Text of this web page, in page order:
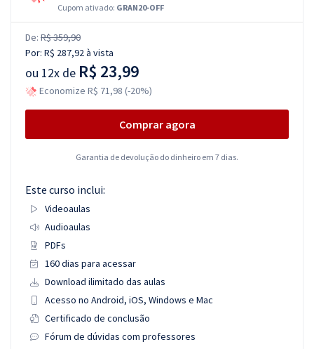
Cupom ativado: GRAN20-OFF
De: R$ 359,90
Por: R$ 287,92à vista
ou 12x de R$ 23,99
Economize R$ 71,98 (-20%)
Comprar agora
Garantia de devolução do dinheiro em 7 dias.
Este curso inclui:
Videoaulas
Audioaulas
PDFs
160 dias para acessar
Download ilimitado das aulas
Acesso no Android, iOS, Windows e Mac
Certificado de conclusão
Fórum de dúvidas com professores